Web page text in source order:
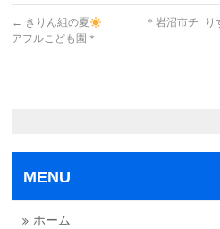
← きりん組の夏
＊岩沼市チ
アフルこども園＊
り
MENU
ホーム